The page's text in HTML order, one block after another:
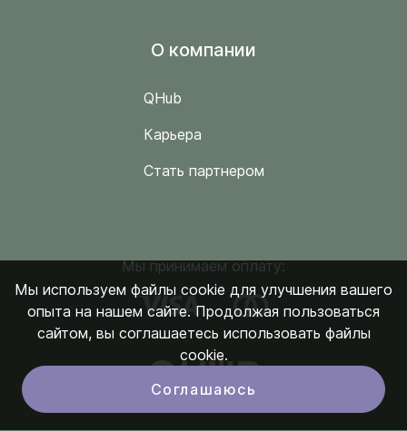
O компании
QHub
Карьера
Стать партнером
Мы принимаем оплату:
Мы используем файлы cookie для улучшения вашего
опыта на нашем сайте. Продолжая пользоваться
сайтом, вы соглашаетесь использовать файлы
cookie.
Соглашаюсь